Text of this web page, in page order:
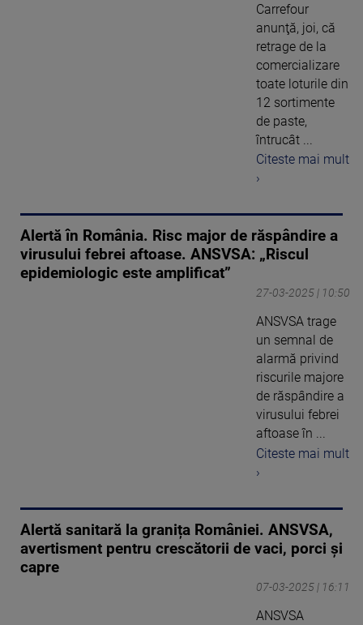
Carrefour
anunţă, joi, că
retrage de la
comercializare
toate loturile din
12 sortimente
de paste,
întrucât ...
Citeste mai mult
›
Alertă în România. Risc major de răspândire a
virusului febrei aftoase. ANSVSA: „Riscul
epidemiologic este amplificat”
27-03-2025 | 10:50
ANSVSA trage
un semnal de
alarmă privind
riscurile majore
de răspândire a
virusului febrei
aftoase în ...
Citeste mai mult
›
Alertă sanitară la granița României. ANSVSA,
avertisment pentru crescătorii de vaci, porci și
capre
07-03-2025 | 16:11
ANSVSA